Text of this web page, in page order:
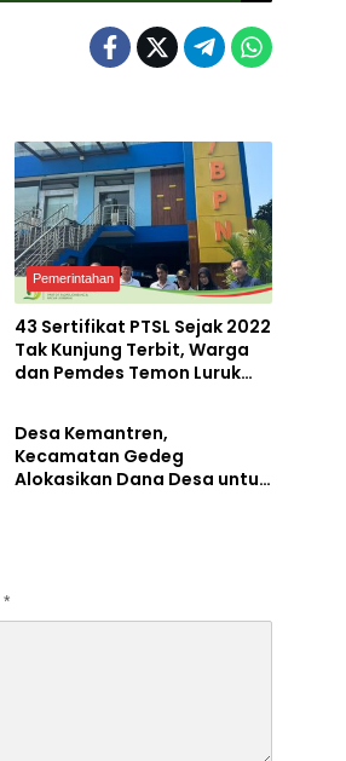
Pemerintahan
43 Sertifikat PTSL Sejak 2022
Tak Kunjung Terbit, Warga
dan Pemdes Temon Luruk
Desa Kemantren,
Kecamatan Gedeg
Alokasikan Dana Desa untuk
*